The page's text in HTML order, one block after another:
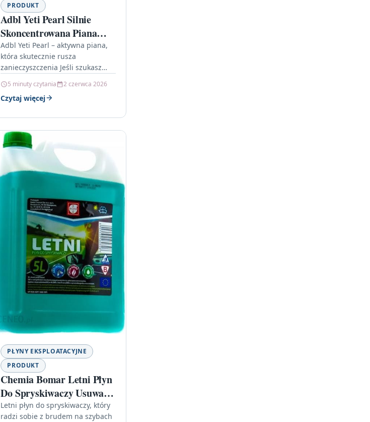
PRODUKT
Adbl Yeti Pearl Silnie
Skoncentrowana Piana
Aktywna Zapach Męskich
Perfum 5L
Adbl Yeti Pearl – aktywna piana,
która skutecznie rusza
zanieczyszczenia Jeśli szukasz
codziennym brudem, a przy tym
nie będzie…
5 minuty czytania 2 czerwca 2026
Czytaj więcej
PŁYNY EKSPLOATACYJNE
PRODUKT
Chemia Bomar Letni Płyn
Do Spryskiwaczy Usuwa
Owady 4x5L
Letni płyn do spryskiwaczy, który
radzi sobie z brudem na szybach